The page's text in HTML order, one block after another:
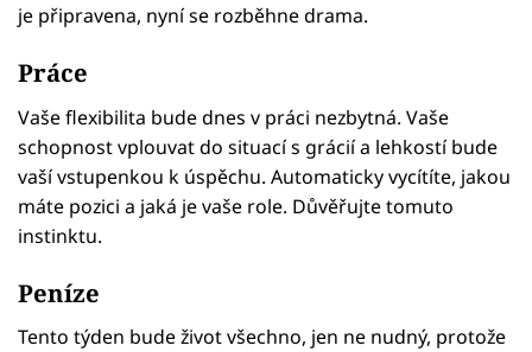
je připravena, nyní se rozběhne drama.
Práce
Vaše flexibilita bude dnes v práci nezbytná. Vaše
schopnost vplouvat do situací s grácií a lehkostí bude
vaší vstupenkou k úspěchu. Automaticky vycítíte, jakou
máte pozici a jaká je vaše role. Důvěřujte tomuto
instinktu.
Peníze
Tento týden bude život všechno, jen ne nudný, protože